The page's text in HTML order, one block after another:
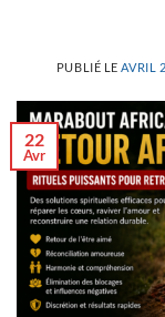
PUBLIÉ LE AVRIL
22
Avr